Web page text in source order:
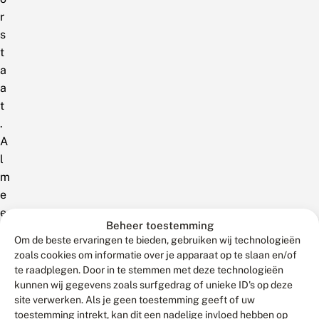
Beheer toestemming
Om de beste ervaringen te bieden, gebruiken wij technologieën
zoals cookies om informatie over je apparaat op te slaan en/of
te raadplegen. Door in te stemmen met deze technologieën
kunnen wij gegevens zoals surfgedrag of unieke ID's op deze
site verwerken. Als je geen toestemming geeft of uw
toestemming intrekt, kan dit een nadelige invloed hebben op
r
s
t
a
a
t
.
A
l
m
e
e